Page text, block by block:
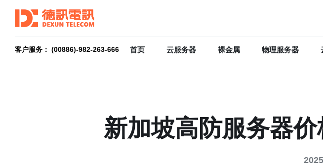
客户服务： (00886)-982-263-666 首页 云服务器 裸金属 物理服务器
新加坡高防服务器